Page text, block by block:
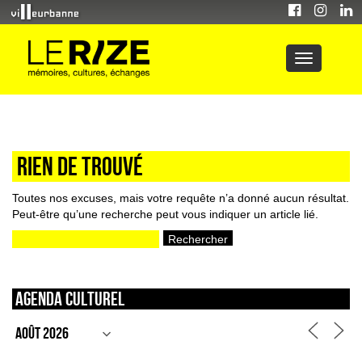
Rien de trouvé
Toutes nos excuses, mais votre requête n’a donné aucun résultat.
Peut-être qu’une recherche peut vous indiquer un article lié.
Agenda culturel